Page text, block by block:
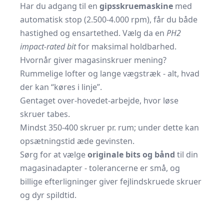
Har du adgang til en gipsskruemaskine med
automatisk stop (2.500-4.000 rpm), får du både
hastighed og ensartethed. Vælg da en PH2
impact-rated bitfor maksimal holdbarhed.
Hvornår giver magasinskruer mening?
Rummelige lofter og lange vægstræk - alt, hvad
der kan “køres i linje”.
Gentaget over-hovedet-arbejde, hvor løse
skruer tabes.
Mindst 350-400 skruer pr. rum; under dette kan
opsætningstid æde gevinsten.
Sørg for at vælgeoriginale bits og bånd til din
magasinadapter - tolerancerne er små, og
billige efterligninger giver fejlindskruede skruer
og dyr spildtid.